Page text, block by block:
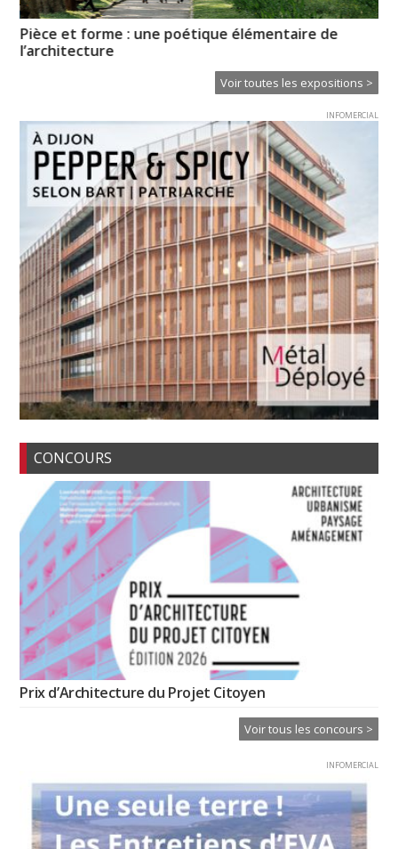
Pièce et forme : une poétique élémentaire de
l’architecture
Voir toutes les expositions >
INFOMERCIAL
CONCOURS
Prix d’Architecture du Projet Citoyen
Voir tous les concours >
INFOMERCIAL